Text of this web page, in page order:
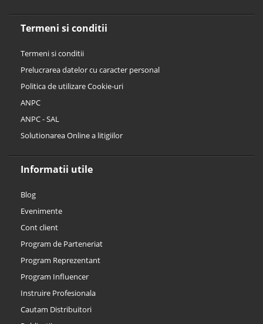
Termeni si conditii
Termeni si conditii
Prelucrarea datelor cu caracter personal
Politica de utilizare Cookie-uri
ANPC
ANPC - SAL
Solutionarea Online a litigiilor
Informatii utile
Blog
Evenimente
Cont client
Program de Parteneriat
Program Reprezentant
Program Influencer
Instruire Profesionala
Cautam Distribuitori